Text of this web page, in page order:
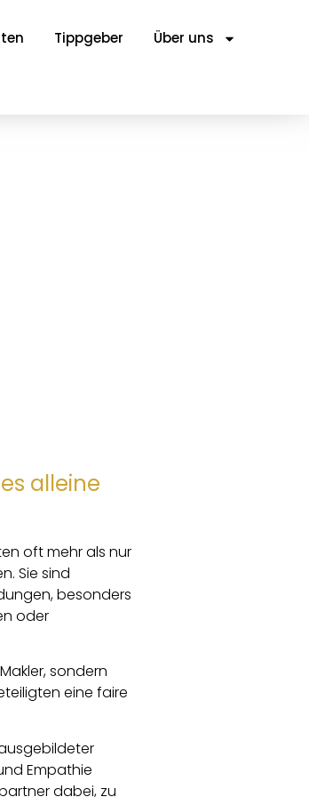
Tippgeber Über uns
alleine
oft mehr als nur
Sie sind
besonders
oder
sondern
eine faire
Empathie
dabei, zu